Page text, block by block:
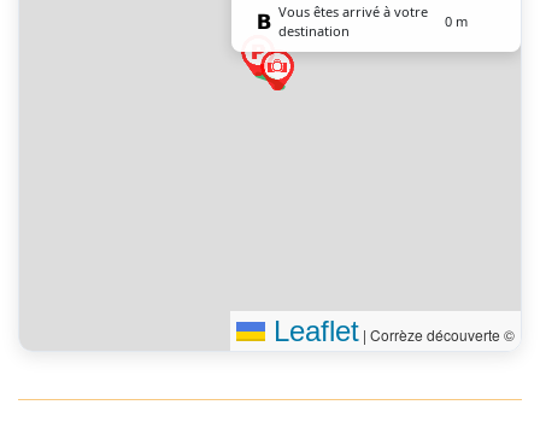
Vous êtes arrivé à votre
destination
0 m
Leaflet | Corrèze découverte ©